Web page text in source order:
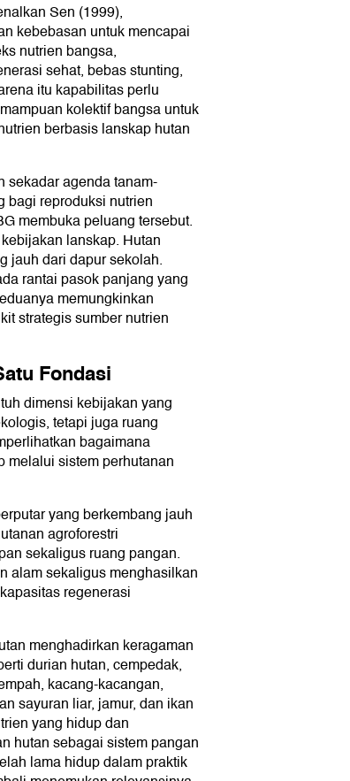
Sen (1999),
kebebasan untuk mencapai
nutrien bangsa,
sehat, bebas stunting,
itu kapabilitas perlu
kolektif bangsa untuk
berbasis lanskap hutan
sekadar agenda tanam-
bagi reproduksi nutrien
membuka peluang tersebut.
lanskap. Hutan
jauh dari dapur sekolah.
rantai pasok panjang yang
memungkinkan
strategis sumber nutrien
Fondasi
dimensi kebijakan yang
tetapi juga ruang
bagaimana
melalui sistem perhutanan
yang berkembang jauh
agroforestri
sekaligus ruang pangan.
alam sekaligus menghasilkan
regenerasi
menghadirkan keragaman
durian hutan, cempedak,
kacang-kacangan,
sayuran liar, jamur, dan ikan
yang hidup dan
hutan sebagai sistem pangan
lama hidup dalam praktik